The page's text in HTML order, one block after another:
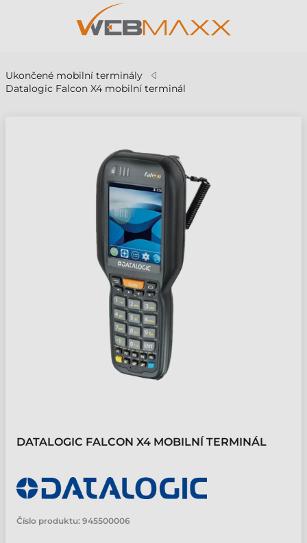
Ukončené mobilní terminály
Datalogic Falcon X4 mobilní terminál
DATALOGIC FALCON X4 MOBILNÍ TERMINÁL
Číslo produktu: 945500006